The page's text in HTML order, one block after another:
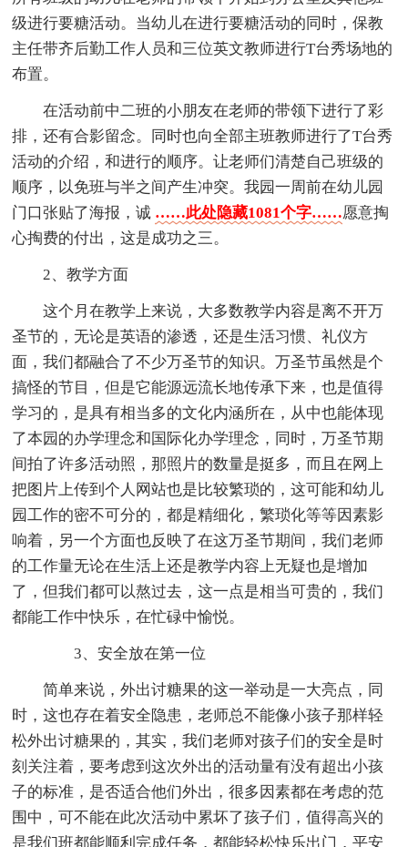
级进行要糖活动。当幼儿在进行要糖活动的同时，保教
主任带齐后勤工作人员和三位英文教师进行T台秀场地的
布置。
在活动前中二班的小朋友在老师的带领下进行了彩
排，还有合影留念。同时也向全部主班教师进行了T台秀
活动的介绍，和进行的顺序。让老师们清楚自己班级的
顺序，以免班与半之间产生冲突。我园一周前在幼儿园
门口张贴了海报，诚 ……此处隐藏1081个字……愿意掏
心掏费的付出，这是成功之三。
2、教学方面
这个月在教学上来说，大多数教学内容是离不开万
圣节的，无论是英语的渗透，还是生活习惯、礼仪方
面，我们都融合了不少万圣节的知识。万圣节虽然是个
搞怪的节目，但是它能源远流长地传承下来，也是值得
学习的，是具有相当多的文化内涵所在，从中也能体现
了本园的办学理念和国际化办学理念，同时，万圣节期
间拍了许多活动照，那照片的数量是挺多，而且在网上
把图片上传到个人网站也是比较繁琐的，这可能和幼儿
园工作的密不可分的，都是精细化，繁琐化等等因素影
响着，另一个方面也反映了在这万圣节期间，我们老师
的工作量无论在生活上还是教学内容上无疑也是增加
了，但我们都可以熬过去，这一点是相当可贵的，我们
都能工作中快乐，在忙碌中愉悦。
3、安全放在第一位
简单来说，外出讨糖果的这一举动是一大亮点，同
时，这也存在着安全隐患，老师总不能像小孩子那样轻
松外出讨糖果的，其实，我们老师对孩子们的安全是时
刻关注着，要考虑到这次外出的活动量有没有超出小孩
子的标准，是否适合他们外出，很多因素都在考虑的范
围中，可不能在此次活动中累坏了孩子们，值得高兴的
是我们班都能顺利完成任务，都能轻松快乐出门，平安